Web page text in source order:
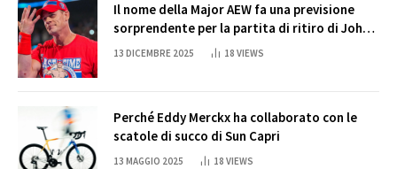
Il nome della Major AEW fa una previsione
sorprendente per la partita di ritiro di John
Cena
13 DICEMBRE 2025 18 VIEWS
Perché Eddy Merckx ha collaborato con le
scatole di succo di Sun Capri
13 MAGGIO 2025 18 VIEWS